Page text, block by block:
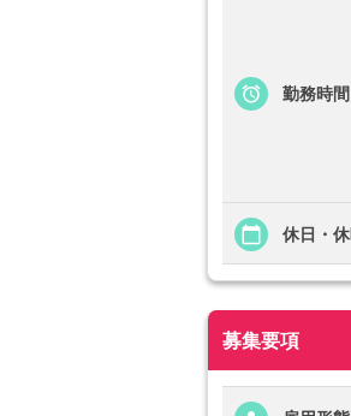
勤務時間
休日・
募集要項